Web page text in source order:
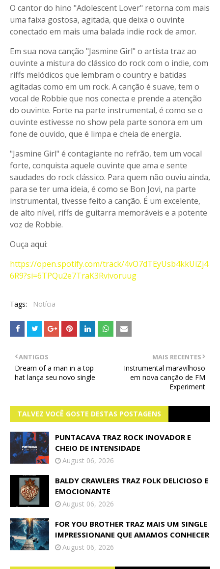
O cantor do hino "Adolescent Lover" retorna com mais
uma faixa gostosa, agitada, que deixa o ouvinte
conectado em mais uma balada indie rock de amor.
Em sua nova canção "Jasmine Girl" o artista traz ao
ouvinte a mistura do clássico do rock com o indie, com
riffs melódicos que lembram o country e batidas
agitadas como em um rock. A canção é suave, tem o
vocal de Robbie que nos conecta e prende a atenção
do ouvinte. Forte na parte instrumental, é como se o
ouvinte estivesse no show pela parte sonora em um
fone de ouvido, que é limpa e cheia de energia.
"Jasmine Girl" é contagiante no refrão, tem um vocal
forte, conquista aquele ouvinte que ama e sente
saudades do rock clássico. Para quem não ouviu ainda,
para se ter uma ideia, é como se Bon Jovi, na parte
instrumental, tivesse feito a canção. É um excelente,
de alto nível, riffs de guitarra memoráveis e a potente
voz de Robbie.
Ouça aqui:
https://open.spotify.com/track/4vO7dTEyUsb4kkUiZj4
6R9?si=6TPQu2e7TraK3Rvivoruug
Tags: Notícia
MAIS RECENTES
Instrumental maravilhoso
em nova canção de FM
Experiment
ANTIGOS
Dream of a man in a top
hat lança seu novo single
TALVEZ VOCÊ GOSTE DESTAS POSTAGENS
PUNTACAVA TRAZ ROCK INOVADOR E
CHEIO DE INTENSIDADE
August 06, 2026
BALDY CRAWLERS TRAZ FOLK DELICIOSO E
EMOCIONANTE
August 06, 2026
FOR YOU BROTHER TRAZ MAIS UM SINGLE
IMPRESSIONANE QUE AMAMOS CONHECER
August 06, 2026